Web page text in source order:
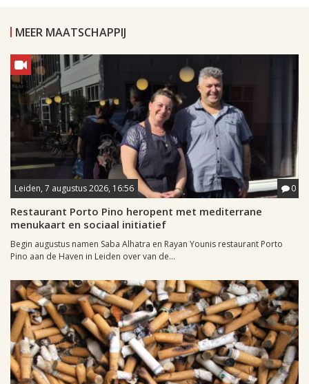
MEER MAATSCHAPPIJ
Leiden, 7 augustus 2026, 16:56 0
Restaurant Porto Pino heropent met mediterrane
menukaart en sociaal initiatief
Begin augustus namen Saba Alhatra en Rayan Younis restaurant Porto
Pino aan de Haven in Leiden over van de...